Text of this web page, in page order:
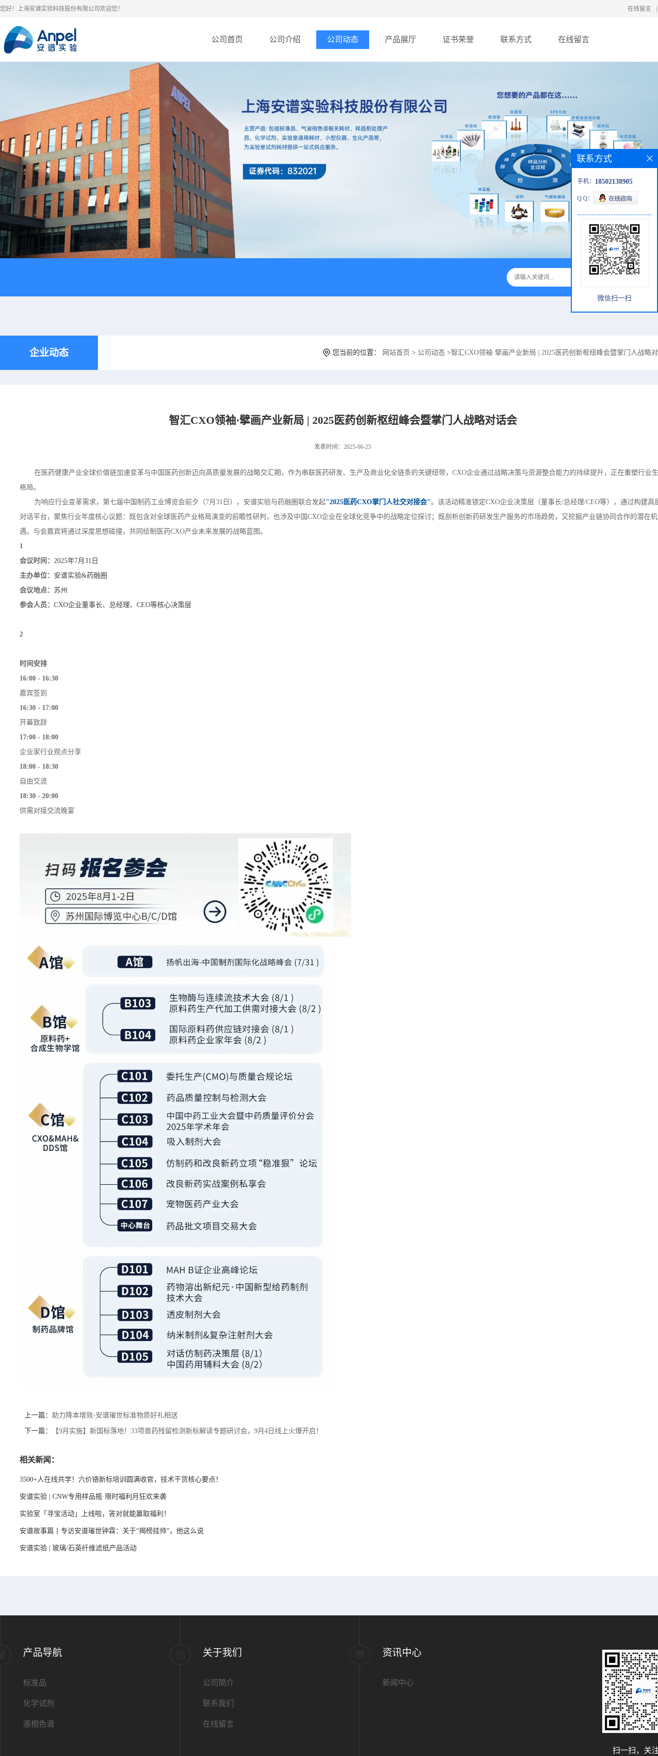
您好！上海安谱实验科技股份有限公司欢迎您！ 在线留言
公司首页 公司介绍 公司动态 产品展厅 证书荣誉 联系方式 在线留言
企业动态 您当前的位置： 网站首页 > 公司动态 >智汇CXO领袖·擘画产业新局 | 2025医药创新枢纽峰会暨掌门人战略
智汇CXO领袖·擘画产业新局 | 2025医药创新枢纽峰会暨掌门人战略对话会
发表时间：2025-06-25
在医药健康产业全球价值链加速变革与中国医药创新迈向高质量发展的战略交汇期，作为串联医药研发、生产及商业化全链条的关键纽带，CXO企业通过战略决策与资源整合能力的持续提升，正在重塑行业
格局。
为响应行业变革需求，第七届中国制药工业博览会前夕（7月31日），安谱实验与药融圈联合发起"2025医药CXO掌门人社交对接会"。该活动精准锁定CXO企业决策层（董事长/总经理/CEO等），通过构建高
对话平台，聚焦行业年度核心议题：既包含对全球医药产业格局演变的前瞻性研判，也涉及中国CXO企业在全球化竞争中的战略定位探讨；既剖析创新药研发生产服务的市场趋势，又挖掘产业链协同合作的潜在机
遇。与会嘉宾将通过深度思想碰撞，共同绘制医药CXO产业未来发展的战略蓝图。
1
会议时间： 2025年7月31日
主办单位： 安谱实验&药融圈
会议地点： 苏州
参会人员： CXO企业董事长、总经理、CEO等核心决策层
2
时间安排
16:00 - 16:30
嘉宾签到
16:30 - 17:00
开幕致辞
17:00 - 18:00
企业家行业观点分享
18:00 - 18:30
自由交流
18:30 - 20:00
供需对接交流晚宴
上一篇： 助力降本增效-安谱璀世标准物质好礼相送
下一篇： 【9月实施】新国标落地！33项兽药残留检测新标解读专题研讨会，9月4日线上火爆开启！
相关新闻：
3500+人在线共学！六价铬新标培训圆满收官，技术干货核心要点！
安谱实验 | CNW专用样品瓶·限时福利月狂欢来袭
实验室「寻宝活动」上线啦，答对就能赢取福利！
安谱故事篇丨专访安谱璀世钟霖：关于“揭榜挂帅”，他这么说
安谱实验 | 玻璃/石英纤维滤纸产品活动
联系方式
手机： 18502138905
Q Q：
微信扫一扫
产品导航
标准品
化学试剂
液相色谱
关于我们
公司简介
联系我们
在线留言
资讯中心
新闻中心
扫一扫，关